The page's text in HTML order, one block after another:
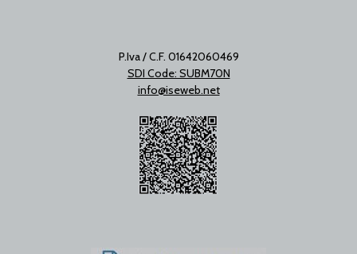
P.Iva / C.F. 01642060469
SDI Code: SUBM70N
info@iseweb.net